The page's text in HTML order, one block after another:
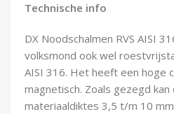
Technische info
DX Noodschalmen RVS AISI
volksmond ook wel
AISI 316. Het heeft een hoge
magnetisch. Zoals gezegd
materiaaldiktes 3,5 t/m 10